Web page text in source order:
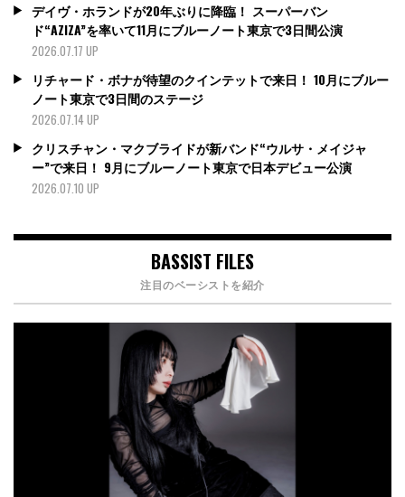
デイヴ・ホランドが20年ぶりに降臨！ スーパーバン
ド“AZIZA”を率いて11月にブルーノート東京で3日間公演
2026.07.17 UP
リチャード・ボナが待望のクインテットで来日！ 10月にブルー
ノート東京で3日間のステージ
2026.07.14 UP
クリスチャン・マクブライドが新バンド“ウルサ・メイジャ
ー”で来日！ 9月にブルーノート東京で日本デビュー公演
2026.07.10 UP
BASSIST FILES
注目のベーシストを紹介